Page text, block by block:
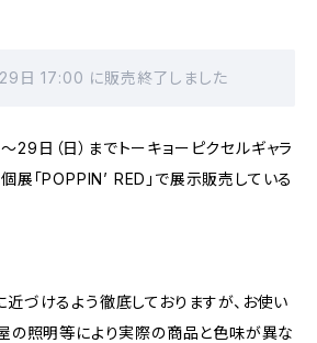
日 17:00 に販売終了しました
29日（日）までトーキョーピクセルギャラ
展「POPPIN’ RED」で展示販売している
づけるよう徹底しておりますが、お使い
の照明等により実際の商品と色味が異な